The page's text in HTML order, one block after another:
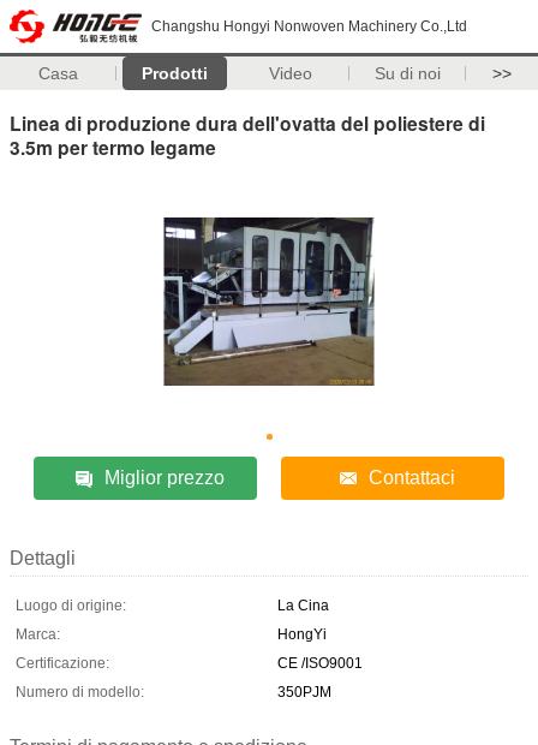
Changshu Hongyi Nonwoven Machinery Co.,Ltd
Casa Prodotti Video Su di noi >>
Linea di produzione dura dell'ovatta del poliestere di
3.5m per termo legame
Miglior prezzo Contattaci
Dettagli
Luogo di origine:
La Cina
Marca:
HongYi
Certificazione:
CE /ISO9001
Numero di modello:
350PJM